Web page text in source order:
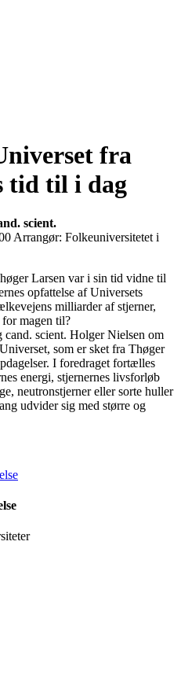
fra
tid til i dag
scient.
Arrangør: Folkeuniversitetet i
Larsen var i sin tid vidne til
opfattelse af Universets
milliarder af stjerner,
for magen til?
scient. Holger Nielsen om
som er sket fra Thøger
I foredraget fortælles
energi, stjernernes livsforløb
neutronstjerner eller sorte huller
udvider sig med større og